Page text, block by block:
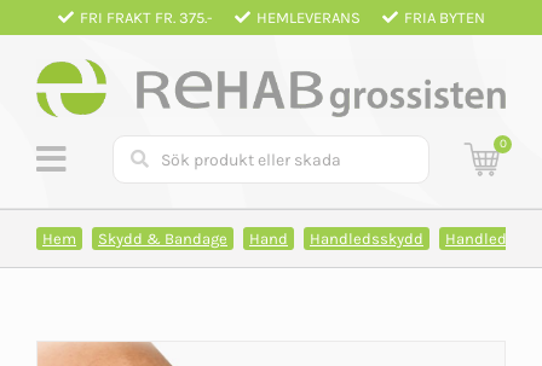
Fortsätt
innehållet
FRI FRAKT FR. 375.- HEMLEVERANS FRIA BYTEN
0
Hem Skydd & Bandage Hand Handledsskydd